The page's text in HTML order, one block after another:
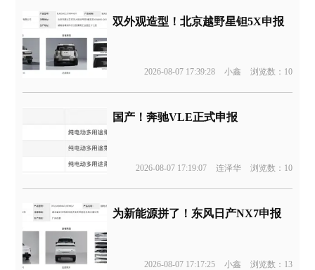
双外观造型！北京越野星钽5X申报
2026-08-07 17:39:28 小鑫 浏览数：10
国产！奔驰VLE正式申报
2026-08-07 17:19:07 连泽华 浏览数：10
为新能源拼了！东风日产NX7申报
2026-08-07 17:17:25 小鑫 浏览数：13